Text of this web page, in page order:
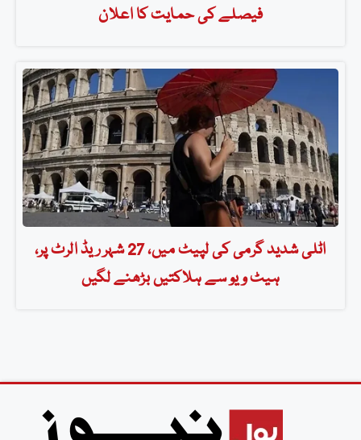
فیصلے کی حمایت کا اعلان
اٹلی شدید گرمی کی لپیٹ میں، 27 شہر ریڈ الرٹ پر،
ہیٹ ویو سے ہلاکتیں بڑھنے لگیں